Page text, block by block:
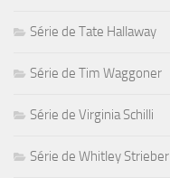
Série de Tate Hallaway
Série de Tim Waggoner
Série de Virginia Schilli
Série de Whitley Strieber